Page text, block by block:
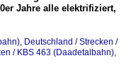
Jahre alle elektrifiziert,
, Deutschland / Strecken /
/ KBS 463 (Daadetalbahn),